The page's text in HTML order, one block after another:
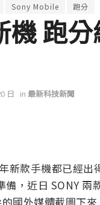
Sony Mobile 跑分
機 跑
日 in 最新科技新聞
新款手機都已經
備，近日 SONY
國外媒體截圖下